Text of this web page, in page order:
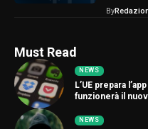
By
Must Read
NEWS
L’UE prepara
funzionerà il
NEWS